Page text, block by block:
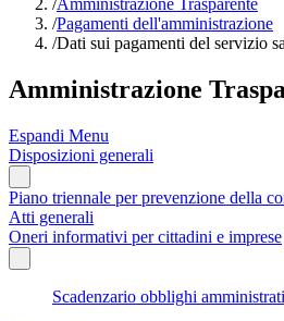
/Amministrazione Trasparente
/Pagamenti dell'amministrazione
/Dati sui pagamenti del servizio
Amministrazione
Espandi Menu
Disposizioni generali
Piano triennale per prevenzione della
Atti generali
Oneri informativi per cittadini e imprese
Scadenzario obblighi